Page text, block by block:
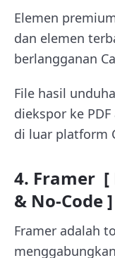
Elemen
dan elemen
berlangganan
File hasil
diekspor ke
di luar platform
4. Framer [
& No-Code ]
Framer adalah